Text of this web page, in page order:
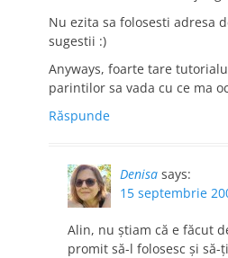
Nu ezita sa folosesti adresa
sugestii :)
Anyways, foarte tare
parintilor sa vada cu ce ma
Răspunde
Denisa says:
15 septembrie
Alin, nu ştiam că e făcut
promit să-l folosesc şi să-